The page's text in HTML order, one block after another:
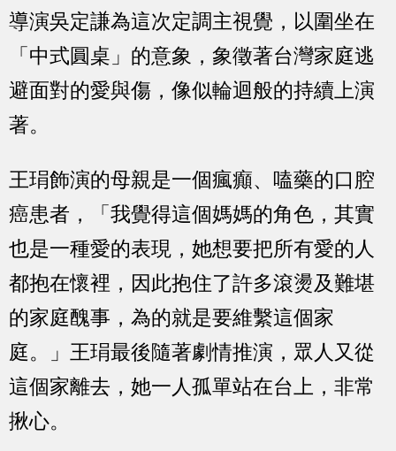
導演吳定謙為這次定調主視覺，以圍坐在
「中式圓桌」的意象，象徵著台灣家庭逃
避面對的愛與傷，像似輪迴般的持續上演
著。
王琄飾演的母親是一個瘋癲、嗑藥的口腔
癌患者，「我覺得這個媽媽的角色，其實
也是一種愛的表現，她想要把所有愛的人
都抱在懷裡，因此抱住了許多滾燙及難堪
的家庭醜事，為的就是要維繫這個家
庭。」王琄最後隨著劇情推演，眾人又從
這個家離去，她一人孤單站在台上，非常
揪心。